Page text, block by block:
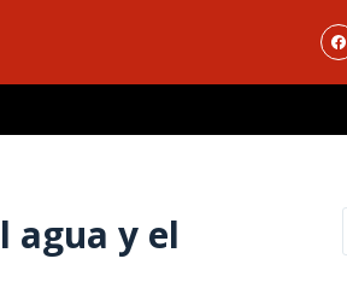
agua y el